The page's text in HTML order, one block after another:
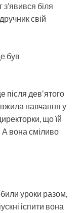
з’явився біля
свій
був
після девʼятого
навчання у
що їй
А вона сміливо
уроки разом,
іспити вона